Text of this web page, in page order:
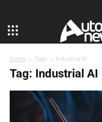
Home Tags Industrial AI
Tag: Industrial AI